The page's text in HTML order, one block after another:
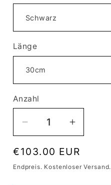
Länge
Anzahl
Anzahl
Verringere
Menge
für
Erhöhe
Menge
für
Normaler
Preis
€103.00 EUR
Endpreis. Kostenloser Versand.